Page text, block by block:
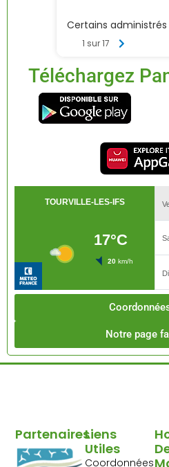
Téléchargez
Notre page
Liens
Utiles
Coordonnées
Partenaires